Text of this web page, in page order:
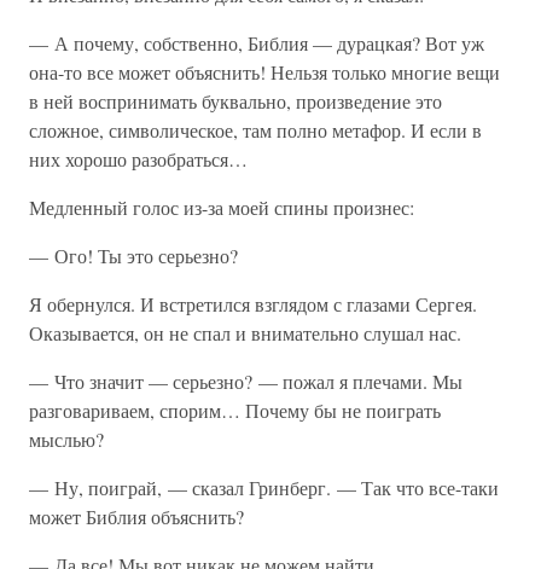
— А почему, собственно, Библия — дурацкая? Вот уж
она-то все может объяснить! Нельзя только многие вещи
в ней воспринимать буквально, произведение это
сложное, символическое, там полно метафор. И если в
них хорошо разобраться…
Медленный голос из-за моей спины произнес:
— Ого! Ты это серьезно?
Я обернулся. И встретился взглядом с глазами Сергея.
Оказывается, он не спал и внимательно слушал нас.
— Что значит — серьезно? — пожал я плечами. Мы
разговариваем, спорим… Почему бы не поиграть
мыслью?
— Ну, поиграй, — сказал Гринберг. — Так что все-таки
может Библия объяснить?